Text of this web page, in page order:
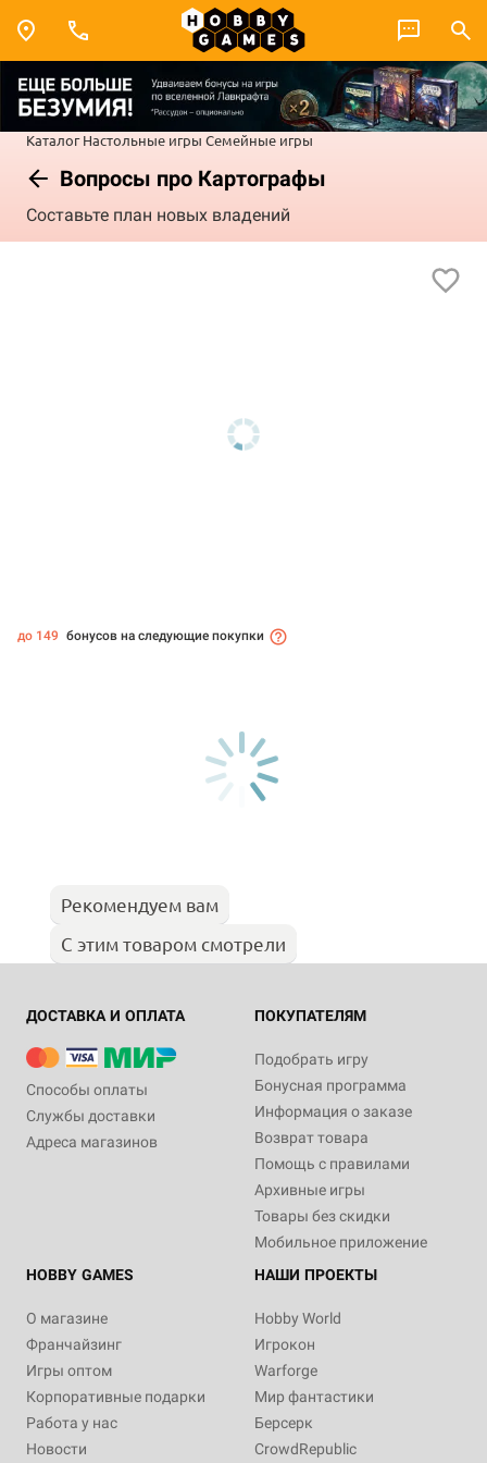
Каталог Настольные игры Семейные игры
Вопросы про Картографы
Составьте план новых владений
до 149 бонусов на следующие покупки
Рекомендуем вам
С этим товаром смотрели
ДОСТАВКА И ОПЛАТА
Способы оплаты
Службы доставки
Адреса магазинов
ПОКУПАТЕЛЯМ
Подобрать игру
Бонусная программа
Информация о заказе
Возврат товара
Помощь с правилами
Архивные игры
Товары без скидки
Мобильное приложение
HOBBY GAMES
О магазине
Франчайзинг
Игры оптом
Корпоративные подарки
Работа у нас
Новости
НАШИ ПРОЕКТЫ
Hobby World
Игрокон
Warforge
Мир фантастики
Берсерк
CrowdRepublic